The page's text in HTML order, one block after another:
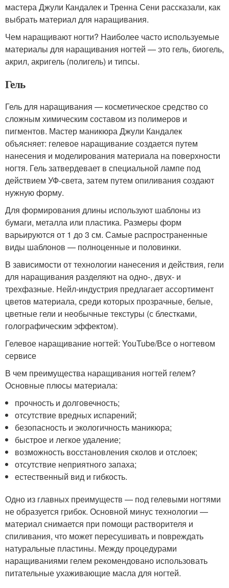
мастера Джули Кандалек и Тренна Сени рассказали, как
выбрать материал для наращивания.
Чем наращивают ногти? Наиболее часто используемые
материалы для наращивания ногтей — это гель, биогель,
акрил, акригель (полигель) и типсы.
Гель
Гель для наращивания — косметическое средство со
сложным химическим составом из полимеров и
пигментов. Мастер маникюра Джули Кандалек
объясняет: гелевое наращивание создается путем
нанесения и моделирования материала на поверхности
ногтя. Гель затвердевает в специальной лампе под
действием УФ-света, затем путем опиливания создают
нужную форму.
Для формирования длины используют шаблоны из
бумаги, металла или пластика. Размеры форм
варьируются от 1 до 3 см. Самые распространенные
виды шаблонов — полноценные и половинки.
В зависимости от технологии нанесения и действия, гели
для наращивания разделяют на одно-, двух- и
трехфазные. Нейл-индустрия предлагает ассортимент
цветов материала, среди которых прозрачные, белые,
цветные гели и необычные текстуры (с блестками,
голографическим эффектом).
Гелевое наращивание ногтей: YouTube/Все о ногтевом
сервисе
В чем преимущества наращивания ногтей гелем?
Основные плюсы материала:
прочность и долговечность;
отсутствие вредных испарений;
безопасность и экологичность маникюра;
быстрое и легкое удаление;
возможность восстановления сколов и отслоек;
отсутствие неприятного запаха;
естественный вид и гибкость.
Одно из главных преимуществ — под гелевыми ногтями
не образуется грибок. Основной минус технологии —
материал снимается при помощи растворителя и
спиливания, что может пересушивать и повреждать
натуральные пластины. Между процедурами
наращиваниями гелем рекомендовано использовать
питательные ухаживающие масла для ногтей.